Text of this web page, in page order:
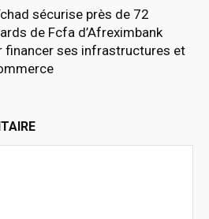
sécurise près de 72
de Fcfa d’Afreximbank
financer ses infrastructures et